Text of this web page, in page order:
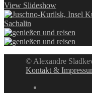
View Slideshow
© Alexandre
Kontakt &